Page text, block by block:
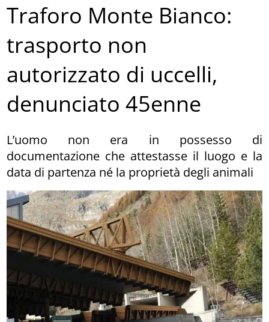
Traforo Monte Bianco:
trasporto non
autorizzato di uccelli,
denunciato 45enne
L’uomo non era in possesso di
documentazione che attestasse il luogo e la
data di partenza né la proprietà degli animali